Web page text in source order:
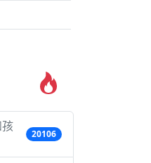
20106